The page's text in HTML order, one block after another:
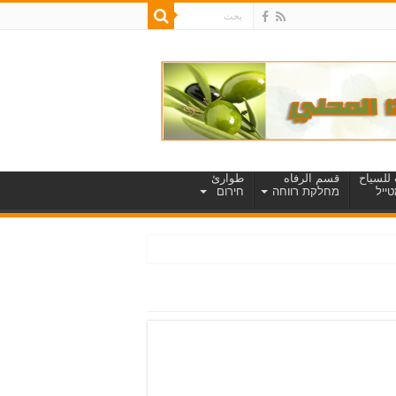
للسياح
قسم الرفاه
מחלקת רווחה
طوارئ
חירום